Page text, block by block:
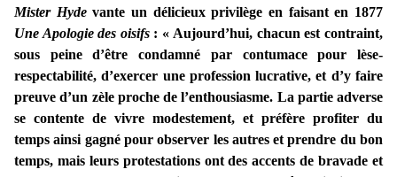
Mister Hydevante un délicieux privilège en faisant en 1877
Une Apologie des oisifs: « Aujourd’hui, chacun est contraint,
sous peine d’être condamné par contumace pour lèse-
respectabilité, d’exercer une profession lucrative, et d’y faire
preuve d’un zèle proche de l’enthousiasme. La partie adverse
se contente de vivre modestement, et préfère profiter du
temps ainsi gagné pour observer les autres et prendre du bon
temps, mais leurs protestations ont des accents de bravade et